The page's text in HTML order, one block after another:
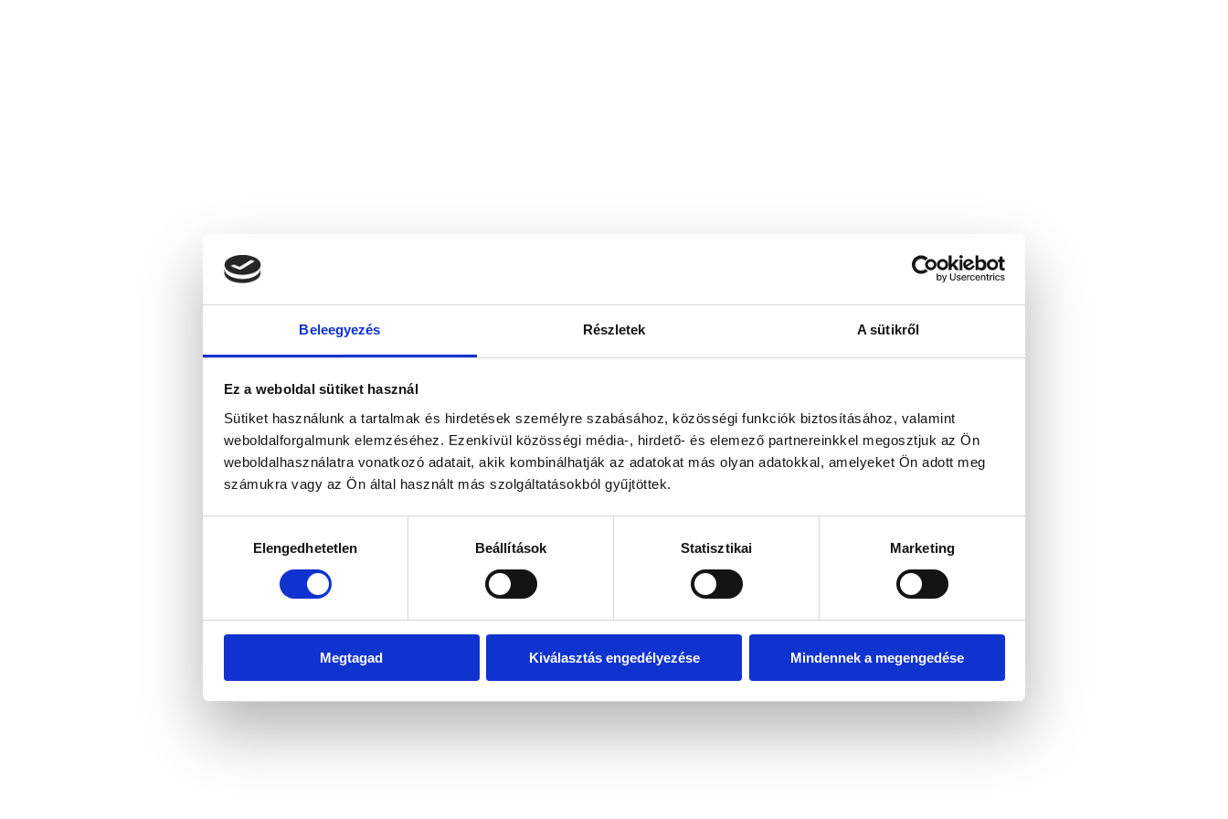
Beleegyezés Részletek A sütikről
Ez a weboldal sütiket használ
Sütiket használunk a tartalmak és hirdetések személyre szabásához, közösségi funkciók biztosításához, valamint
weboldalforgalmunk elemzéséhez. Ezenkívül közösségi média-, hirdető- és elemező partnereinkkel megosztjuk az Ön
weboldalhasználatra vonatkozó adatait, akik kombinálhatják az adatokat más olyan adatokkal, amelyeket Ön adott meg
számukra vagy az Ön által használt más szolgáltatásokból gyűjtöttek.
kiválasztásaElengedhetetlen Beállítások Statisztikai Marketing
Megtagad Kiválasztás engedélyezése Mindennek a megengedése
Application error: a client-side exception has occurred while loadingwww.bicapp.hu (see the browser console for more information)